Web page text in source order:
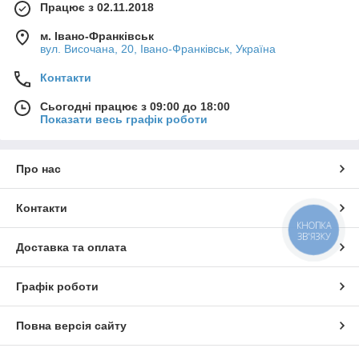
Працює з 02.11.2018
м. Івано-Франківськ
вул. Височана, 20, Івано-Франківськ, Україна
Контакти
Сьогодні працює з 09:00 до 18:00
Показати весь графік роботи
Про нас
Контакти
Доставка та оплата
Графік роботи
Повна версія сайту
КНОПКА
ЗВ'ЯЗКУ